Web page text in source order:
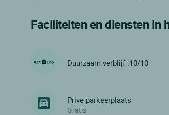
Faciliteiten en diensten in
Duurzaam verblijf :10/10
Prive parkeerplaats
Gratis